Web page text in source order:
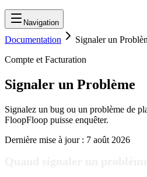
Navigation
Documentation
Signaler un
Compte et Facturation
Signaler un Problème
Signalez un bug ou un problème de
FloopFloop puisse enquêter.
Dernière mise à jour : 7 août 2026